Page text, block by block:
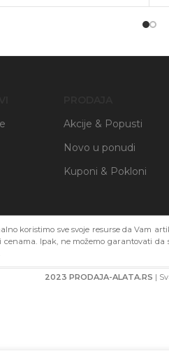
Akcije & Popusti
Novo u ponudi
Kuponi & Pokloni
koristimo sve svoje resurse da Vam
Ipak, ne možemo garantovati da
2023 PRODAJA-ALATA.RS |